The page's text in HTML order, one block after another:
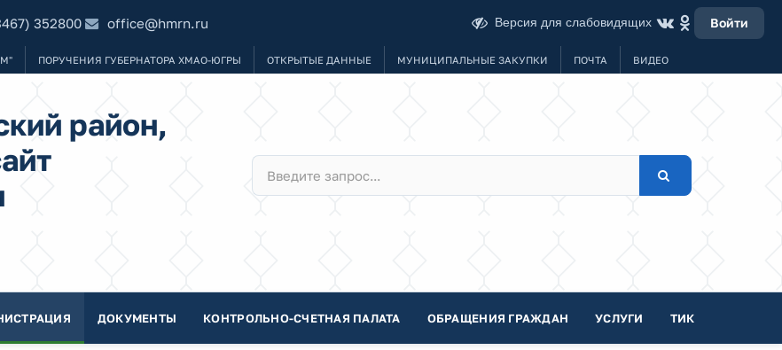
352800 office@hmrn.ru Версия для слабовидящих Войти
ПОРУЧЕНИЯ ГУБЕРНАТОРА ХМАО-ЮГРЫ ОТКРЫТЫЕ ДАННЫЕ МУНИЦИПАЛЬНЫЕ ЗАКУПКИ ПОЧТА ВИДЕО
район,
ДОКУМЕНТЫ КОНТРОЛЬНО-СЧЕТНАЯ ПАЛАТА ОБРАЩЕНИЯ ГРАЖДАН УСЛУГИ ТИК